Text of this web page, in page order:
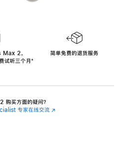
2，
试听三个月‍脚
‍⁺
简单免费的退货服务
买方面的疑问？
专家在线交流 (在